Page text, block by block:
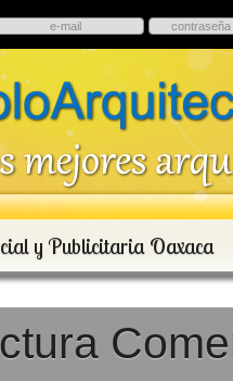
y Publicitaria Oaxaca